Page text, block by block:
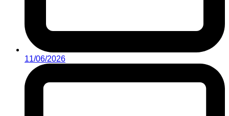
11/06/2026